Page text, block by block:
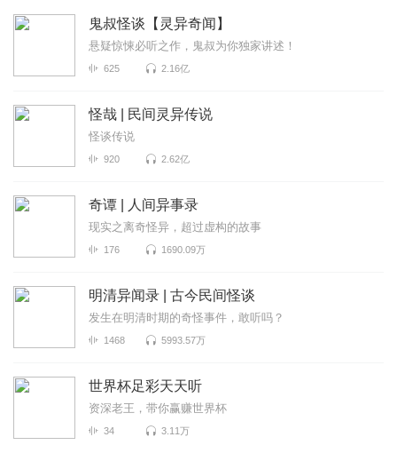
鬼叔怪谈【灵异奇闻】
悬疑惊悚必听之作，鬼叔为你独家讲述！
625 2.16亿
怪哉 | 民间灵异传说
怪谈传说
920 2.62亿
奇谭 | 人间异事录
现实之离奇怪异，超过虚构的故事
176 1690.09万
明清异闻录 | 古今民间怪谈
发生在明清时期的奇怪事件，敢听吗？
1468 5993.57万
世界杯足彩天天听
资深老王，带你赢赚世界杯
34 3.11万